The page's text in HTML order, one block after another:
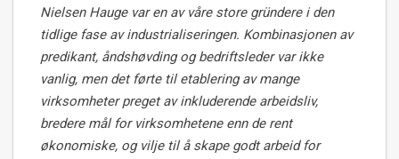
Nielsen Hauge var en av våre store gründere i den
tidlige fase av industrialiseringen. Kombinasjonen av
predikant, åndshøvding og bedriftsleder var ikke
vanlig, men det førte til etablering av mange
virksomheter preget av inkluderende arbeidsliv,
bredere mål for virksomhetene enn de rent
økonomiske, og vilje til å skape godt arbeid for